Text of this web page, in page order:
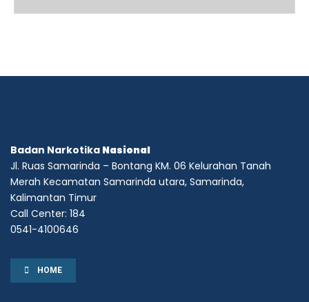
Badan Narkotika Nasional
Jl. Ruas Samarinda – Bontang KM. 06 Kelurahan Tanah
Merah Kecamatan Samarinda utara, Samarinda,
Kalimantan Timur
Call Center: 184
0541-4100646
HOME